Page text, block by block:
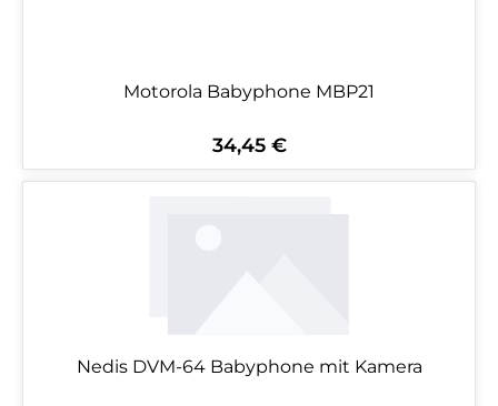
Motorola Babyphone MBP21
Regulärer Preis:
34,45 €
Nedis DVM-64 Babyphone mit Kamera